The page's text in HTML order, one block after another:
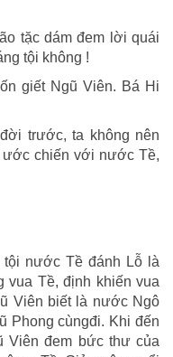
tặc dám đem lời quái
tội không !
giết Ngũ Viên. Bá Hi
trước, ta không nên
chiến với nước Tề,
nước Tề đánh Lỗ là
vua Tề, định khiến vua
Viên biết là nước Ngô
Phong cùngđi. Khi đến
Viên đem bức thư của